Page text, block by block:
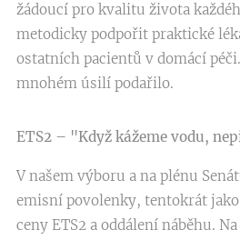
žádoucí pro kvalitu života
metodicky podpořit praktické
ostatních pacientů v domácí
mnohém úsilí podařilo.
ETS2 – "Když kážeme vodu,
V našem výboru a na plénu
emisní povolenky, tentokrát
ceny ETS2 a oddálení náběhu.